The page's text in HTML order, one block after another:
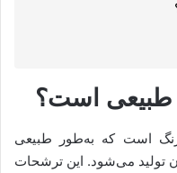
طبیعی است؟
است که به‌طور طبیعی
تولید می‌شود. این ترشحات